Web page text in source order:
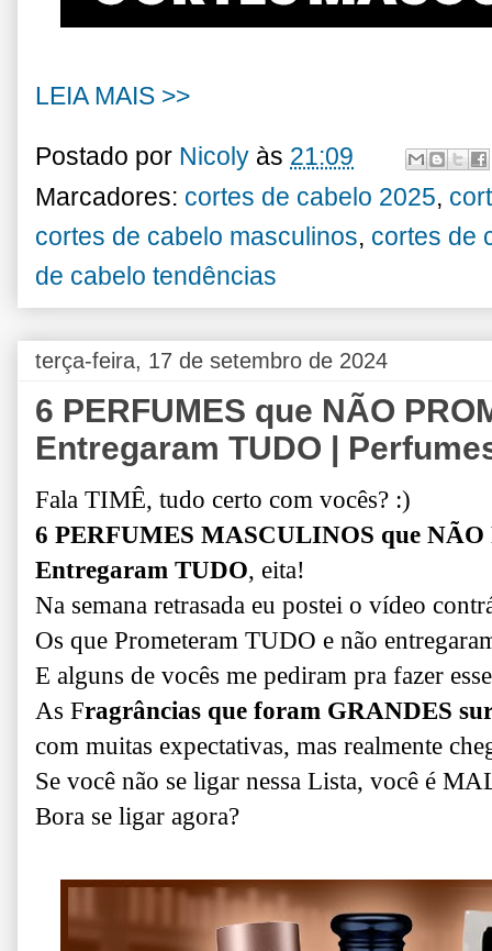
LEIA MAIS >>
Postado por Nicoly às 21:09
Marcadores: cortes de cabelo 2025,
cortes de cabelo masculinos, cortes de
de cabelo tendências
terça-feira, 17 de setembro de 2024
6 PERFUMES que NÃO
Entregaram TUDO |
Fala TIMÊ, tudo certo com vocês? :)
6 PERFUMES MASCULINOS que
Entregaram TUDO, eita!
Na semana retrasada eu postei o vídeo
Os que Prometeram TUDO e não
E alguns de vocês me pediram pra fazer
As Fragrâncias que foram GRANDES
com muitas expectativas, mas realmente
Se você não se ligar nessa Lista, você é
Bora se ligar agora?